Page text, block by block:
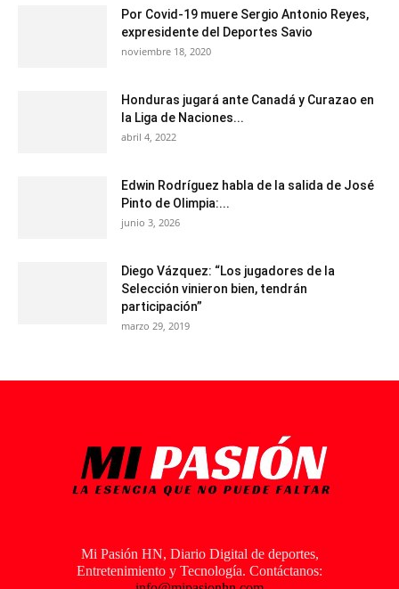
Por Covid-19 muere Sergio Antonio Reyes,
expresidente del Deportes Savio
noviembre 18, 2020
Honduras jugará ante Canadá y Curazao en
la Liga de Naciones...
abril 4, 2022
Edwin Rodríguez habla de la salida de José
Pinto de Olimpia:...
junio 3, 2026
Diego Vázquez: “Los jugadores de la
Selección vinieron bien, tendrán
participación”
marzo 29, 2019
Mi Pasión HN, Diario Digital de deportes,
Entretenimiento y Tecnología. Contáctanos: